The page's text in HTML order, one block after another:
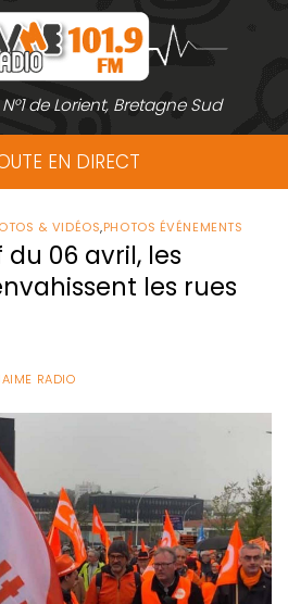
de Lorient, Bretagne Sud
EN DIRECT
& VIDÉOS,PHOTOS ÉVÉNEMENTS
du 06 avril, les
les rues
RADIO